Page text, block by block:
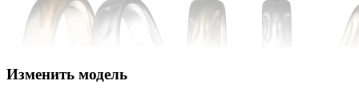
Изменить модель